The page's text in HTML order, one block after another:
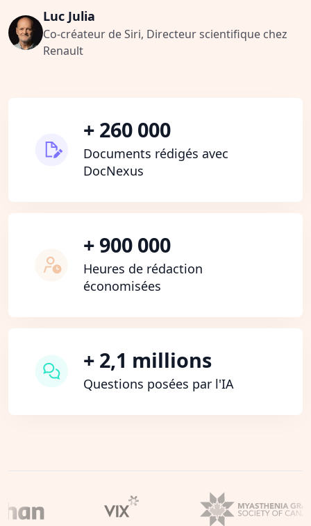
Luc Julia
Co-créateur de Siri, Directeur scientifique chez
Renault
+ 260 000
Documents rédigés avec
DocNexus
+ 900 000
Heures de rédaction
économisées
+ 2,1 millions
Questions posées par l'IA